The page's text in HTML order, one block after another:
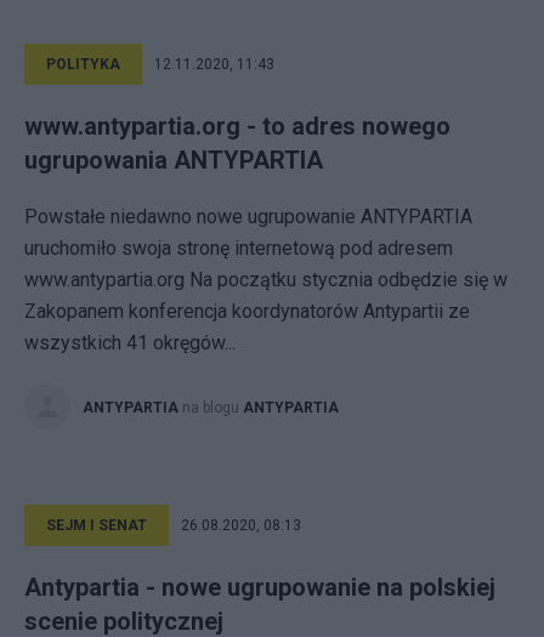
POLITYKA 12.11.2020, 11:43
www.antypartia.org - to adres nowego
ugrupowania ANTYPARTIA
Powstałe niedawno nowe ugrupowanie ANTYPARTIA
uruchomiło swoja stronę internetową pod adresem
www.antypartia.org Na początku stycznia odbędzie się w
Zakopanem konferencja koordynatorów Antypartii ze
wszystkich 41 okręgów...
ANTYPARTIA na blogu ANTYPARTIA
SEJM I SENAT 26.08.2020, 08:13
Antypartia - nowe ugrupowanie na polskiej
scenie politycznej